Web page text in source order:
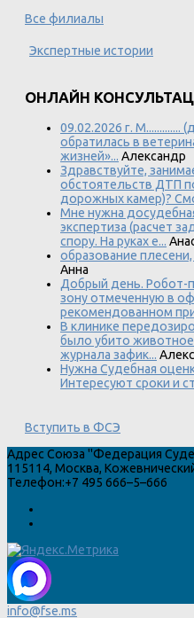
Все филиалы
Экспертные истории
ОНЛАЙН
09.02.2026 г. М.............
обратилась в
жизней»... Александр
Здравствуйте,
обстоятельств ДТП
дорожных камер)?
Мне нужна
экспертиза (расчет
спору. На руках е...
образование
Анна
Добрый день. Робот-
зону отмеченную в
рекомендованном
В клинике
было убито
журнала зафик...
Нужна Судебная
Интересуют сроки и
Вступить в ФСЭ
Адрес Союза "Федерация
115114, Москва,
Телефон:+7 495 666–5–666
info@fse.ms